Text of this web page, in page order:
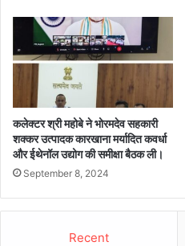
कलेक्टर श्री महोबे ने भोरमदेव सहकारी
शक्कर उत्पादक कारखाना मर्यादित कवर्धा
और ईथेनॉल उद्योग की समीक्षा बैठक ली।
September 8, 2024
Recent